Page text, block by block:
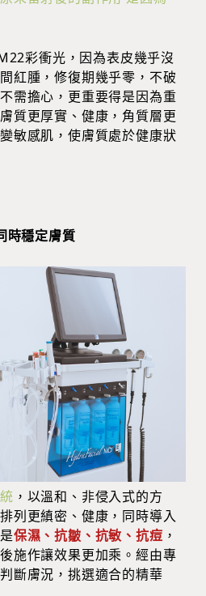
彩衝光，因為表皮幾乎沒
紅腫，修復期幾乎零，不破
需擔心，更重要得是因為重
質更厚實、健康，角質層更
敏感肌，使膚質處於健康狀
時穩定膚質
，以溫和、非侵入式的方
列更縝密、健康，同時導入
保濕、抗皺、抗敏、抗痘 ，
施作讓效果更加乘。經由專
斷膚況，挑選適合的精華